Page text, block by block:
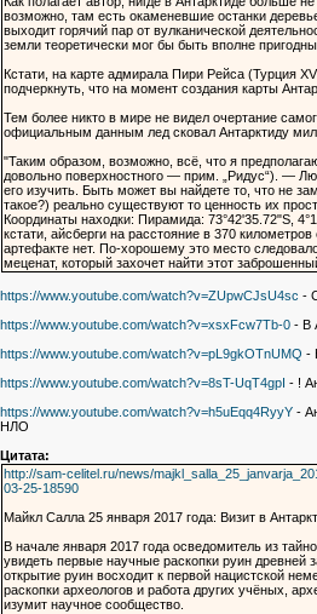
возможно, там есть окаменевшие останки
выходит горячий пар от вулканической
земли теоретически мог бы быть вполне
Кстати, на карте адмирала Пири Рейса (Турция
подчеркнуть, что на момент создания карты
Тем более никто в мире не видел очертание
официальным данным лед сковал Антарктиду
"Таким образом, возможно, всё, что я
довольно поверхностного — прим. „Ридус“). —
его изучить. Быть может вы найдете то, что не
такое?) реально существуют то ценность их
Координаты находки: Пирамида: 73°42'35.72"S,
кстати, айсберги на расстояние в 370
артефакте нет. По-хорошему это место
меценат, который захочет найти этот
https://www.youtube.com/watch?v=ZUpwCJsU4sc -
https://www.youtube.com/watch?v=xsxFcw7Tb-0- В
https://www.youtube.com/watch?v=pL9gkOTnUMQ -
https://www.youtube.com/watch?v=8sT-UqT4gpI - !
https://www.youtube.com/watch?v=h5uEqq4RyyY-
НЛО
Цитата:
http://sam-celitel.ru/news/
03-25-18590
Майкл Салла 25 января 2017 года: Визит в
В начале января 2017 года осведомитель из
увидеть первые научные раскопки руин древней
открытие руин восходит к первой нацистской
раскопки археологов и работа других учёных,
изумит научное сообщество.